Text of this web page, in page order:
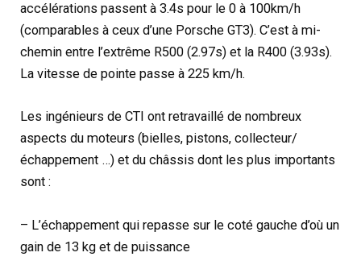
accélérations passent à 3.4s pour le 0 à 100km/h
(comparables à ceux d’une Porsche GT3). C’est à mi-
chemin entre l’extrême R500 (2.97s) et la R400 (3.93s).
La vitesse de pointe passe à 225 km/h.
Les ingénieurs de CTI ont retravaillé de nombreux
aspects du moteurs (bielles, pistons, collecteur/
échappement …) et du châssis dont les plus importants
sont :
– L’échappement qui repasse sur le coté gauche d’où un
gain de 13 kg et de puissance